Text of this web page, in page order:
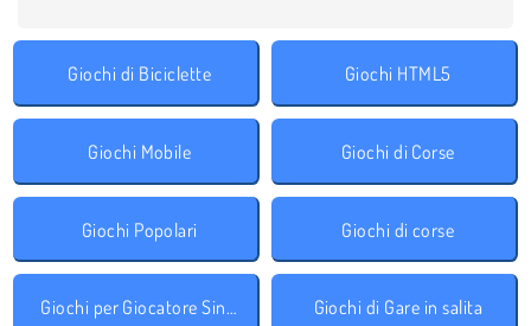
Giochi di Biciclette Giochi HTML5
Giochi Mobile Giochi di Corse
Giochi Popolari Giochi di corse
Giochi per Giocatore Singolo Giochi di Gare in salita